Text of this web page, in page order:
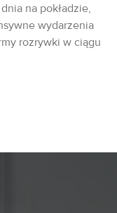
na pokładzie,
wydarzenia
rozrywki w ciągu